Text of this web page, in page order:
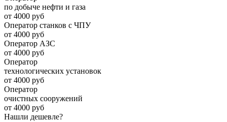
по добыче нефти и газа
от 4000 руб
Оператор станков с ЧПУ
от 4000 руб
Оператор АЗС
от 4000 руб
Оператор
технологических установок
от 4000 руб
Оператор
очистных сооружений
от 4000 руб
Нашли дешевле?